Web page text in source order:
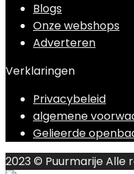
Blogs
Onze webshops
Adverteren
Verklaringen
Privacybeleid
algemene
Gelieerde
2023 © Puurmarije